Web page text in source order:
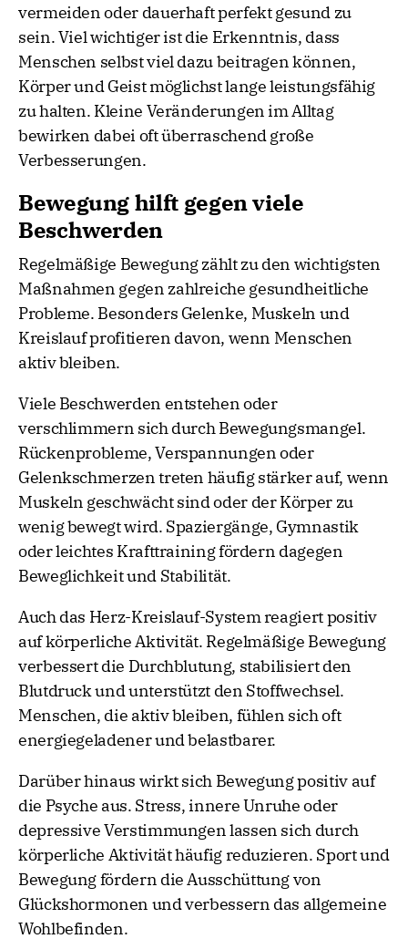
vermeiden oder dauerhaft perfekt gesund zu
sein. Viel wichtiger ist die Erkenntnis, dass
Menschen selbst viel dazu beitragen können,
Körper und Geist möglichst lange leistungsfähig
zu halten. Kleine Veränderungen im Alltag
bewirken dabei oft überraschend große
Verbesserungen.
Bewegung hilft gegen viele
Beschwerden
Regelmäßige Bewegung zählt zu den wichtigsten
Maßnahmen gegen zahlreiche gesundheitliche
Probleme. Besonders Gelenke, Muskeln und
Kreislauf profitieren davon, wenn Menschen
aktiv bleiben.
Viele Beschwerden entstehen oder
verschlimmern sich durch Bewegungsmangel.
Rückenprobleme, Verspannungen oder
Gelenkschmerzen treten häufig stärker auf, wenn
Muskeln geschwächt sind oder der Körper zu
wenig bewegt wird. Spaziergänge, Gymnastik
oder leichtes Krafttraining fördern dagegen
Beweglichkeit und Stabilität.
Auch das Herz-Kreislauf-System reagiert positiv
auf körperliche Aktivität. Regelmäßige Bewegung
verbessert die Durchblutung, stabilisiert den
Blutdruck und unterstützt den Stoffwechsel.
Menschen, die aktiv bleiben, fühlen sich oft
energiegeladener und belastbarer.
Darüber hinaus wirkt sich Bewegung positiv auf
die Psyche aus. Stress, innere Unruhe oder
depressive Verstimmungen lassen sich durch
körperliche Aktivität häufig reduzieren. Sport und
Bewegung fördern die Ausschüttung von
Glückshormonen und verbessern das allgemeine
Wohlbefinden.